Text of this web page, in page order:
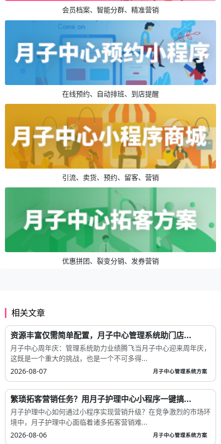
会员档案、智能分群、精准营销
在线预约、自动排班、到店提醒
引流、卖货、预约、留客、营销
优惠拼团、裂变分销、发券营销
相关文章
资源丰富仅需简单配置，月子中心管理系统助门店...
月子中心周年庆：管理系统助力业绩腾飞当月子中心迎来周年庆，
这既是一个重大的挑战，也是一个不可多得...
2026-08-07
月子中心管理系统方案
繁琐拓客营销任务？用月子护理中心小程序一键搞...
月子护理中心如何通过小程序实现营销升级？在竞争激烈的市场环
境中，月子护理中心面临着诸多拓客营销难...
2026-08-06
月子中心管理系统方案